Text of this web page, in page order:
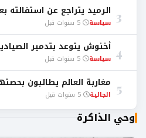
3 الرميد يتراجع عن استقالته
سياسة
4 أخنوش يتوعد بتدمير
سياسة
5 مغاربة العالم يطالبون
الجالية
وحي الذاكرة